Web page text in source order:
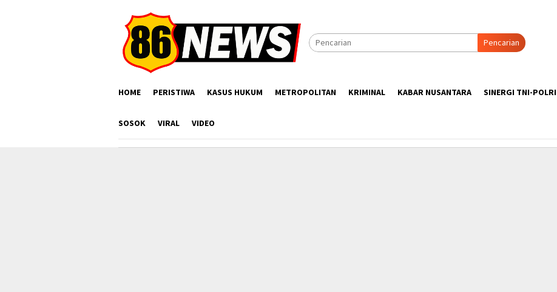
Pencarian
HOME PERISTIWA KASUS HUKUM METROPOLITAN KRIMINAL KABAR NUSANTARA SINERGI TNI-POLRI
SOSOK VIRAL VIDEO